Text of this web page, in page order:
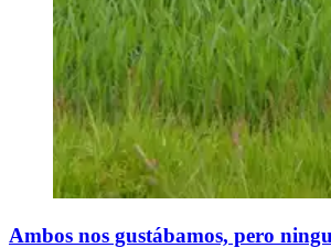
Ambos nos gustábamos, pero